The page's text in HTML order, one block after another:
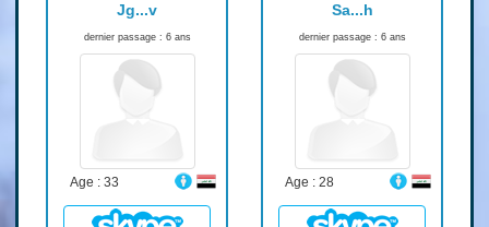
Jg...v
dernier passage : 6 ans
Age : 33
Sa...h
dernier passage : 6 ans
Age : 28